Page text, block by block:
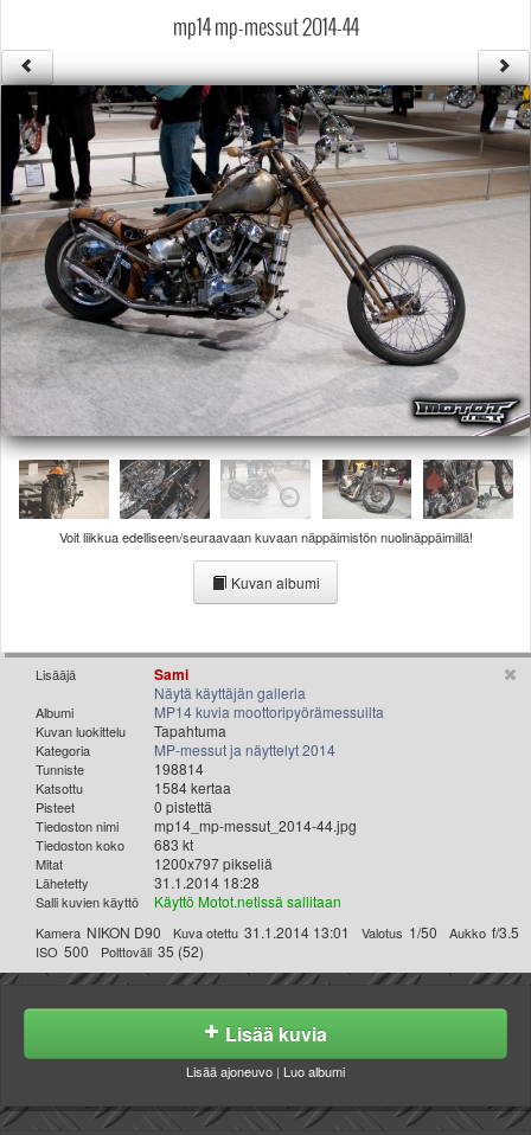
Uudet ajoneuvot
Uudet kuvat
Uudet videot
Uudet kommentit
MYYDÄÄN
Haku
Ohjeet
Ajoneuvot
Osat
TIETOPANKKI
TAPAHTUMAT
MP15 kuvia
MP14 kuvia
MP13 kuvia
ACS 2015 kuvia
Lisää uusi tapahtuma
UUTISET
SÄÄ
Valitse paikkakunta
Oulun sää
Kuopion sää
Rovaniemen sää
MUUT
VIP-jäsenyys
Paidat ja vaatteet
Suunnittele oma paita
Mainostus
Palaute
Kevytversio
mp14 mp-messut 2014-44
Voit liikkua edelliseen/seuraavaan kuvaan näppäimistön nuolinäppäimillä!
Kuvan albumi
Lisääjä Sami
Näytä käyttäjän galleria
Albumi MP14 kuvia moottoripyörämessuilta
Kuvan luokittelu Tapahtuma
Kategoria MP-messut ja näyttelyt 2014
Tunniste 198814
Katsottu 1584 kertaa
Pisteet 0 pistettä
Tiedoston nimi mp14_mp-messut_2014-44.jpg
Tiedoston koko 683 kt
Mitat 1200x797 pikseliä
Lähetetty 31.1.2014 18:28
Salli kuvien käyttö Käyttö Motot.netissä sallitaan
Kamera NIKON D90 Kuva otettu 31.1.2014 13:01 Valotus 1/50 Aukko f/3.5
ISO 500 Polttoväli 35 (52)
Lisää kuvia
Lisää ajoneuvo | Luo albumi